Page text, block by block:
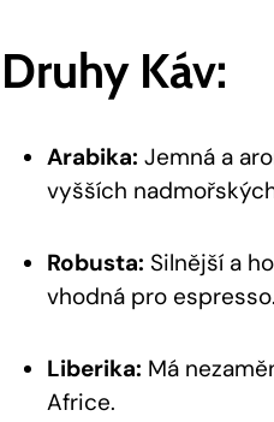
Druhy Káv:
Arabika: Jemná a
vyšších
Robusta: Silnější a
vhodná pro espresso.
Liberika: Má
Africe.